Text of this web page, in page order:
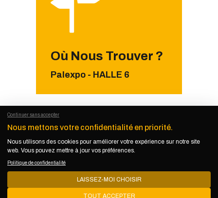
Où Nous Trouver ?
Palexpo - HALLE 6
KEMET KIKUNDI© 2026. Tous droits
réservés.
Politique de confidentialité
légales
Contact–Devenir Exposant–Devenir
Continuer sans accepter
Nous mettons votre confidentialité en priorité.
Nous utilisons des cookies pour améliorer votre expérience sur notre site
web. Vous pouvez mettre à jour vos préférences.
Politique de confidentialité
LAISSEZ-MOI CHOISIR
TOUT ACCEPTER